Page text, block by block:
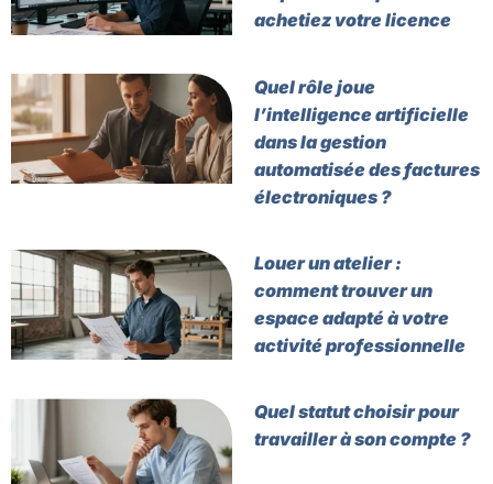
achetiez votre licence
Quel rôle joue
l’intelligence artificielle
dans la gestion
automatisée des factures
électroniques ?
Louer un atelier :
comment trouver un
espace adapté à votre
activité professionnelle
Quel statut choisir pour
travailler à son compte ?